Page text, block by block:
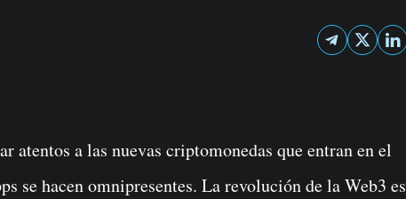
se hacen omnipresentes. La revolución de la Web3 es